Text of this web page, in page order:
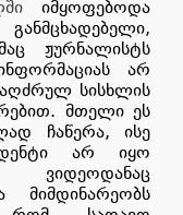
იმყოფებოდა
ჟურნალისტს
არ
სისხლის
მთელი ეს
ჩაწერა, ისე
არ იყო
ვიდეოდანაც